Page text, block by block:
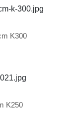
K300
K250